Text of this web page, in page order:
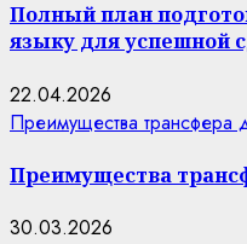
Полный план
языку для успешной
22.04.2026
Преимущества трансфера
Преимущества
30.03.2026